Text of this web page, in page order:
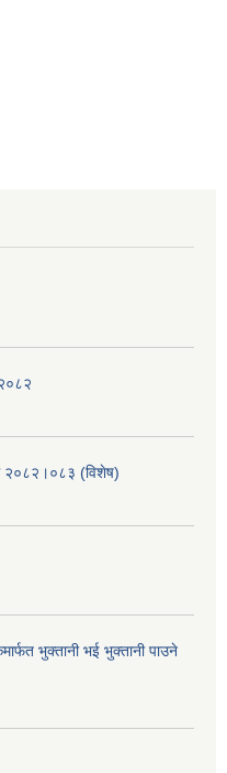
२०८२।०८३ (विशेष)
भुक्तानी भई भुक्तानी पाउने